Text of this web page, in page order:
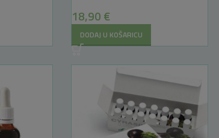
18,90 €
DODAJ U KOŠARICU